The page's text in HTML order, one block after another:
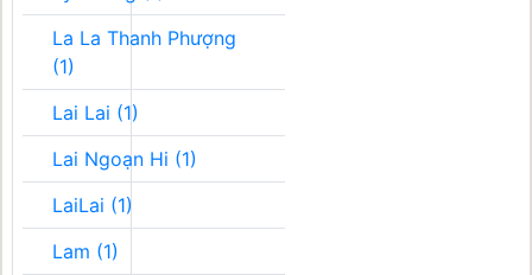
La La Thanh Phượng
(1)
Lai Lai (1)
Lai Ngoạn Hi (1)
LaiLai (1)
Lam (1)